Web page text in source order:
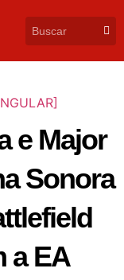
e Major
Sonora
a EA